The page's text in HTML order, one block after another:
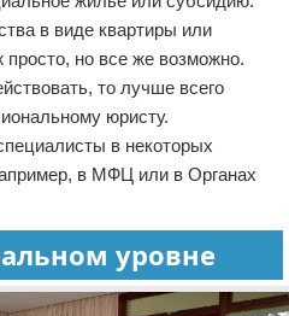
в виде квартиры или
но все же возможно.
то лучше всего
юристу.
в некоторых
в МФЦ или в Органах
уровне